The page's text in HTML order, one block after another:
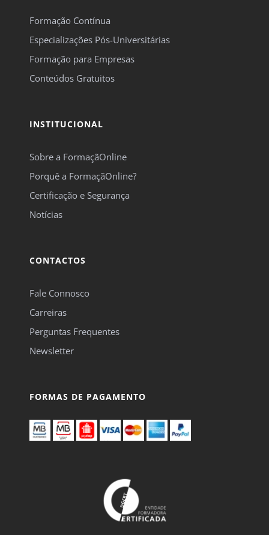
Formação Contínua
Especializações Pós-Universitárias
Formação para Empresas
Conteúdos Gratuitos
INSTITUCIONAL
Sobre a FormaçãOnline
Porquê a FormaçãOnline?
Certificação e Segurança
Notícias
CONTACTOS
Fale Connosco
Carreiras
Perguntas Frequentes
Newsletter
FORMAS DE PAGAMENTO